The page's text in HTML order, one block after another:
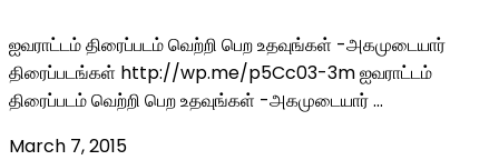
ஐவராட்டம் திரைப்படம் வெற்றி பெற உதவுங்கள் -அகமுடையார்
திரைப்படங்கள் http://wp.me/p5Cc03-3m ஐவராட்டம்
திரைப்படம் வெற்றி பெற உதவுங்கள் -அகமுடையார் ...
March 7, 2015